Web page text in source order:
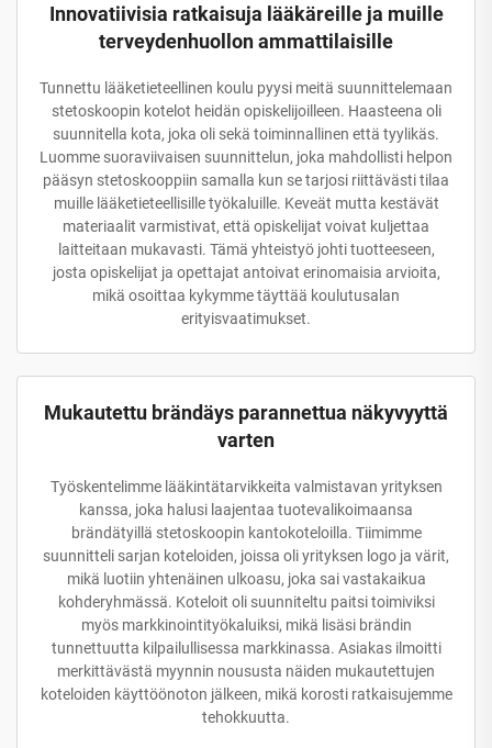
Innovatiivisia ratkaisuja lääkäreille ja muille
terveydenhuollon ammattilaisille
Tunnettu lääketieteellinen koulu pyysi meitä suunnittelemaan
stetoskoopin kotelot heidän opiskelijoilleen. Haasteena oli
suunnitella kota, joka oli sekä toiminnallinen että tyylikäs.
Luomme suoraviivaisen suunnittelun, joka mahdollisti helpon
pääsyn stetoskooppiin samalla kun se tarjosi riittävästi tilaa
muille lääketieteellisille työkaluille. Keveät mutta kestävät
materiaalit varmistivat, että opiskelijat voivat kuljettaa
laitteitaan mukavasti. Tämä yhteistyö johti tuotteeseen,
josta opiskelijat ja opettajat antoivat erinomaisia arvioita,
mikä osoittaa kykymme täyttää koulutusalan
erityisvaatimukset.
Mukautettu brändäys parannettua näkyvyyttä
varten
Työskentelimme lääkintätarvikkeita valmistavan yrityksen
kanssa, joka halusi laajentaa tuotevalikoimaansa
brändätyillä stetoskoopin kantokoteloilla. Tiimimme
suunnitteli sarjan koteloiden, joissa oli yrityksen logo ja värit,
mikä luotiin yhtenäinen ulkoasu, joka sai vastakaikua
kohderyhmässä. Koteloit oli suunniteltu paitsi toimiviksi
myös markkinointityökaluiksi, mikä lisäsi brändin
tunnettuutta kilpailullisessa markkinassa. Asiakas ilmoitti
merkittävästä myynnin noususta näiden mukautettujen
koteloiden käyttöönoton jälkeen, mikä korosti ratkaisujemme
tehokkuutta.